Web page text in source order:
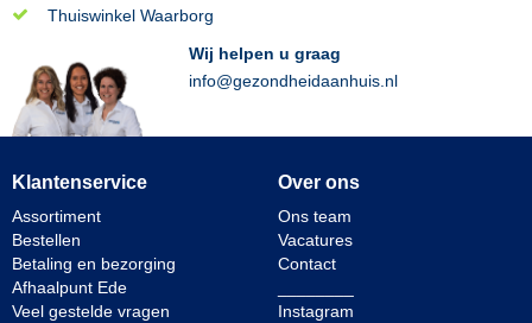
Thuiswinkel Waarborg
Wij helpen u graag
info@gezondheidaanhuis.nl
Klantenservice
Assortiment
Bestellen
Betaling en bezorging
Afhaalpunt Ede
Veel gestelde vragen
Over ons
Ons team
Vacatures
Contact
Instagram